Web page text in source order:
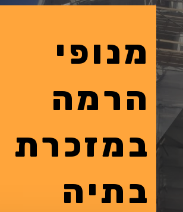
מנופי
הרמה
במזכרת
בתיה